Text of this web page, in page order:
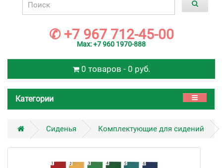
✆ +7 967 712-45-00
Max: +7 960 1970-888
0 товаров - 0 руб.
Категории
Сиденья Комплектующие для сидений